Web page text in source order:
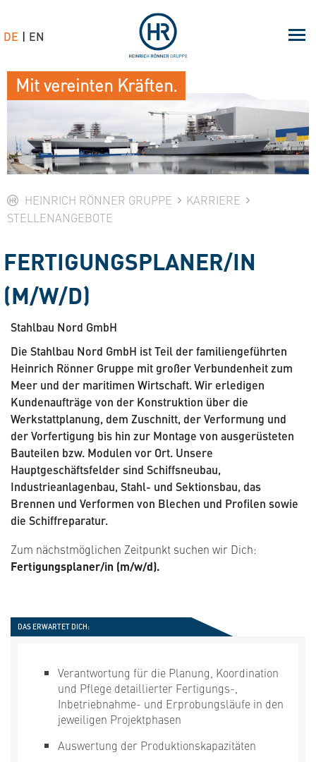
HEINRICH RÖNNER GRUPPE
KARRIERE
STELLENANGEBOTE
FERTIGUNGSPLANER/IN
(M/W/D)
Stahlbau Nord GmbH
Die Stahlbau Nord GmbH ist Teil der familiengeführten
Heinrich Rönner Gruppe mit großer Verbundenheit zum
Meer und der maritimen Wirtschaft. Wir erledigen
Kundenaufträge von der Konstruktion über die
Werkstattplanung, dem Zuschnitt, der Verformung und
der Vorfertigung bis hin zur Montage von ausgerüsteten
Bauteilen bzw. Modulen vor Ort. Unsere
Hauptgeschäftsfelder sind Schiffsneubau,
Industrieanlagenbau, Stahl- und Sektionsbau, das
Brennen und Verformen von Blechen und Profilen sowie
die Schiffreparatur.
Zum nächstmöglichen Zeitpunkt suchen wir Dich:
Fertigungsplaner/in (m/w/d).
DAS ERWARTET DICH:
Verantwortung für die Planung, Koordination
und Pflege detaillierter Fertigungs-,
Inbetriebnahme- und Erprobungsläufe in den
jeweiligen Projektphasen
Auswertung der Produktionskapazitäten
Mit vereinten Kräften.
DE EN